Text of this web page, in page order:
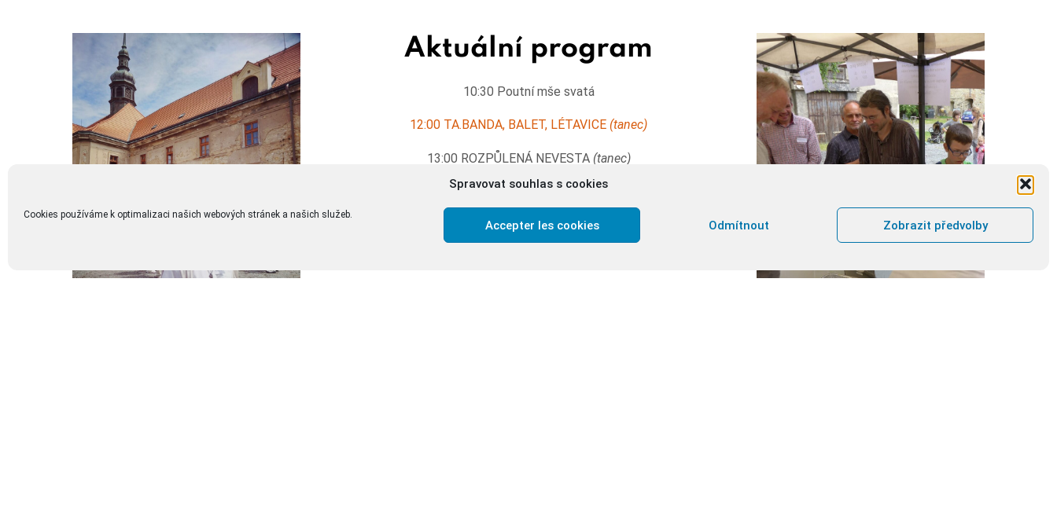
Spravovat souhlas s cookies
Cookies používáme k optimalizaci našich webových stránek a našich služeb.
Accepter les cookies Odmítnout Zobrazit předvolby
Aktuální program
10:30 Poutní mše svatá
12:00 TA.BANDA, BALET, LÉTAVICE (tanec)
13:00 ROZPŮLENÁ NEVESTA (tanec)
13:50 D.ATEL (divadlo)
14:10 KAPELA HOLINKY